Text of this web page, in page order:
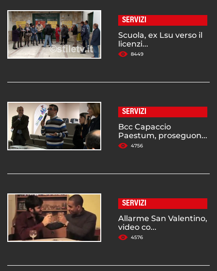
SERVIZI
Scuola, ex Lsu verso il
licenzi...
8449
SERVIZI
Bcc Capaccio
Paestum, proseguon...
4756
SERVIZI
Allarme San Valentino,
video co...
4576